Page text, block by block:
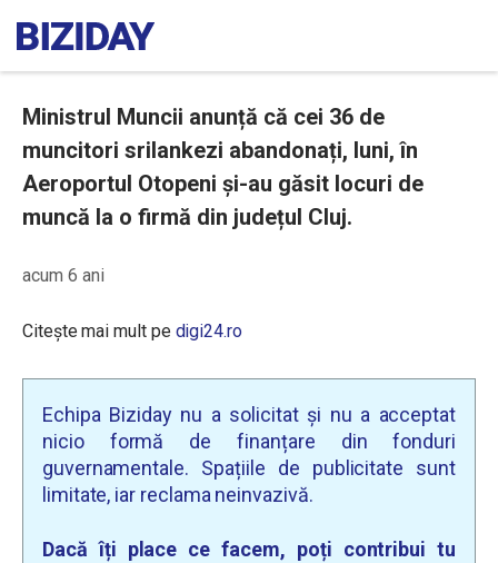
Ministrul Muncii anunță că cei 36 de
muncitori srilankezi abandonați, luni, în
Aeroportul Otopeni și-au găsit locuri de
muncă la o firmă din județul Cluj.
acum 6 ani
Citește mai mult pe digi24.ro
Echipa Biziday nu a solicitat și nu a acceptat
nicio formă de finanțare din fonduri
guvernamentale. Spațiile de publicitate sunt
limitate, iar reclama neinvazivă.
Dacă îți place ce facem, poți contribui tu